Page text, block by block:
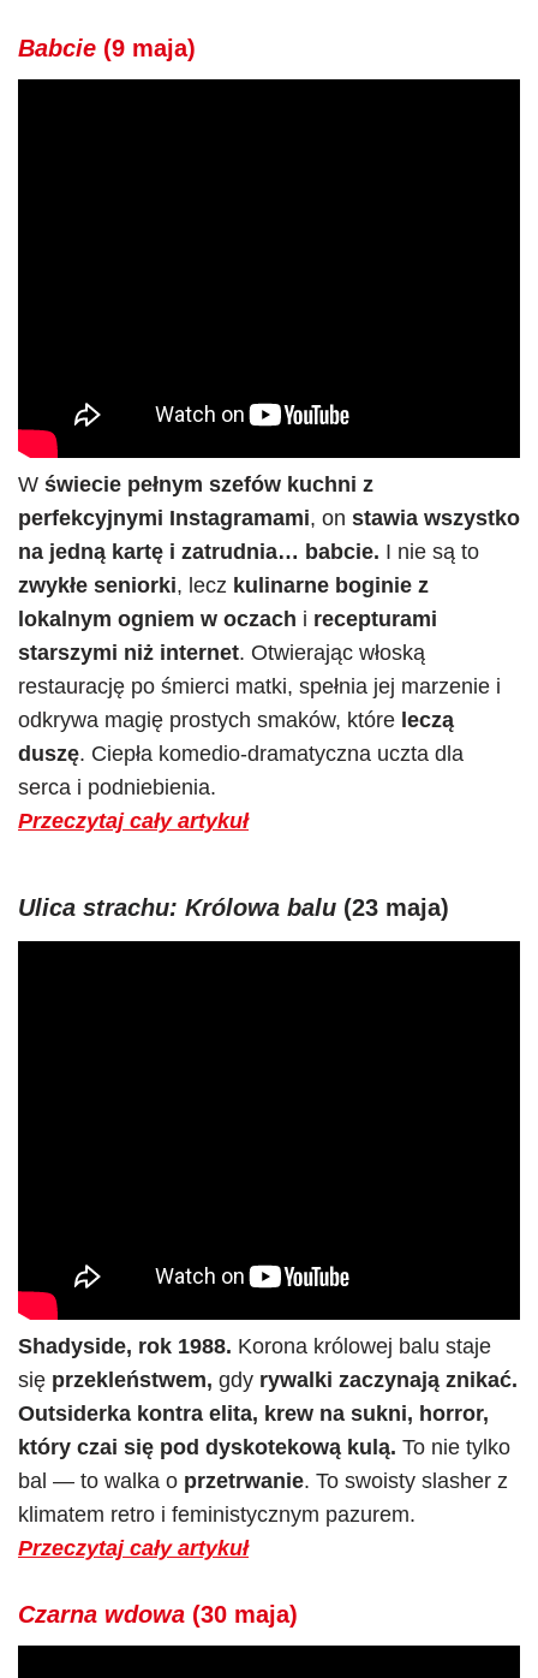
Babcie (9 maja)
W świecie pełnym szefów kuchni z
perfekcyjnymi Instagramami, on stawia wszystko
na jedną kartę i zatrudnia… babcie. I nie są to
zwykłe seniorki, lecz kulinarne boginie z
lokalnym ogniem w oczach i recepturami
starszymi niż internet. Otwierając włoską
restaurację po śmierci matki, spełnia jej marzenie i
odkrywa magię prostych smaków, które leczą
duszę. Ciepła komedio-dramatyczna uczta dla
serca i podniebienia.
Przeczytaj cały artykuł
Ulica strachu: Królowa balu (23 maja)
Shadyside, rok 1988. Korona królowej balu staje
się przekleństwem, gdy rywalki zaczynają znikać.
Outsiderka kontra elita, krew na sukni, horror,
który czai się pod dyskotekową kulą. To nie tylko
bal — to walka o przetrwanie. To swoisty slasher z
klimatem retro i feministycznym pazurem.
Przeczytaj cały artykuł
Czarna wdowa (30 maja)